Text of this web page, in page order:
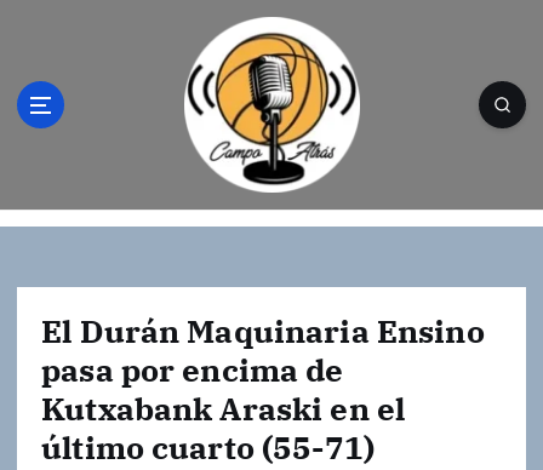
l
Campo Atrás - Tu web de baloncesto donde
mundo de la canasta. Crónicas, noticias,
artículos y fotos del mejor baloncesto
El Durán Maquinaria Ensino
pasa por encima de
Kutxabank Araski en el
último cuarto (55-71)